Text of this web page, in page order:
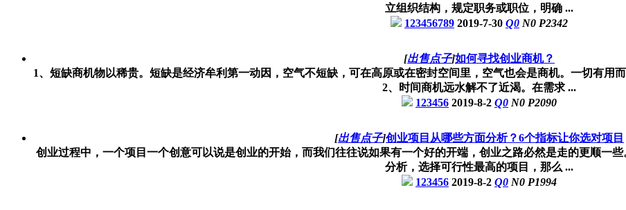
立组织结构，规定职务或职位，明确 ...
123456789 2019-7-30 Q0 N0 P2342
[出售点子]如何寻找创业商机？
1、短缺商机物以稀贵。短缺是经济牟利第一动因，空气不短缺，可在高原或在密封空间里，空气也会是商机。一切有用
2、时间商机远水解不了近渴。在需求 ...
123456 2019-8-2 Q0 N0 P2090
[出售点子]创业项目从哪些方面分析？6个指标让你选对项目
创业过程中，一个项目一个创意可以说是创业的开始，而我们往往说如果有一个好的开端，创业之路必然是走的更顺一
分析，选择可行性最高的项目，那么 ...
123456 2019-8-2 Q0 N0 P1994